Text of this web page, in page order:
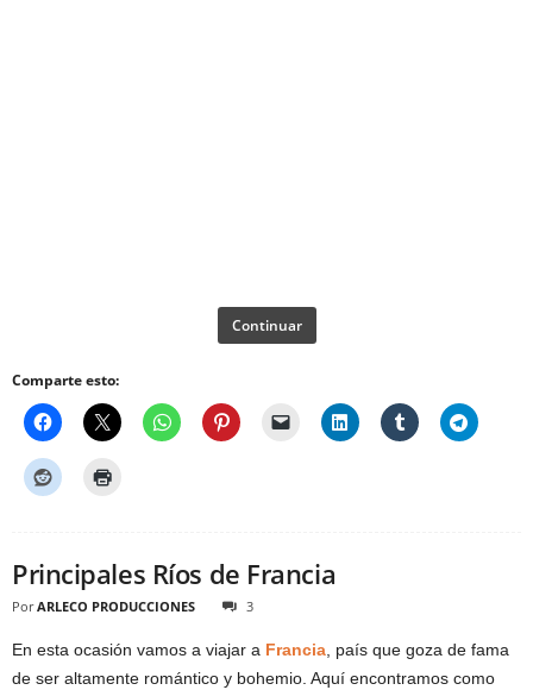
Continuar
Comparte esto:
Principales Ríos de Francia
Por ARLECO PRODUCCIONES 3
En esta ocasión vamos a viajar a Francia , país que goza de fama
de ser altamente romántico y bohemio. Aquí encontramos como